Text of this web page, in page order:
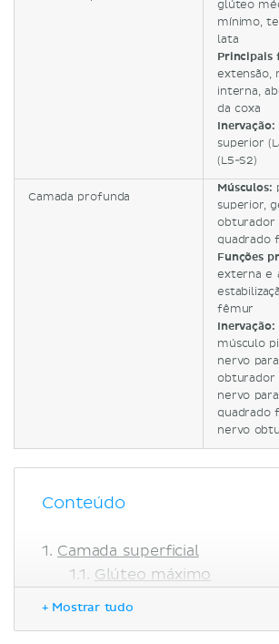
glúteo
mínimo,
lata
Principais
extensão,
interna,
da coxa
Inervação:
superior
(L5-S2)
Camada profunda
Músculos:
superior,
obturador
quadrado
Funções
externa e
fêmur
Inervação:
músculo
nervo
obturador
nervo
quadrado
nervo
Conteúdo
Camada superficial
Glúteo máximo
+ Mostrar tudo